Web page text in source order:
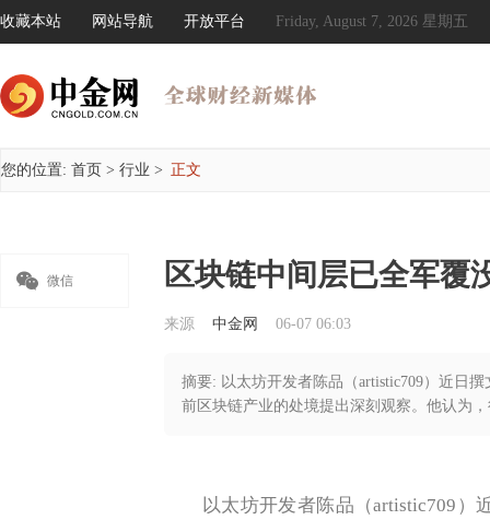
收藏本站 网站导航 开放平台 Friday, August 7, 2026 星期五
您的位置: 首页 > 行业 > 正文
 微信 区块链中间层已全军覆
来源 中金网 06-07 06:03
摘要: 以太坊开发者陈品（artistic709）近日
前区块链产业的处境提出深刻观察。他认为
以太坊开发者陈品（artistic709）